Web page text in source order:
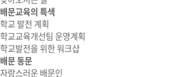
배문교육의 특색
학교 발전 계획
학교교육개선팀 운영계획
학교발전을 위한 워크샵
배문 동문
자랑스러운 배문인